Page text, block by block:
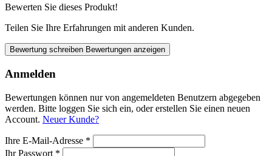
Bewerten Sie dieses Produkt!
Teilen Sie Ihre Erfahrungen mit anderen Kunden.
Bewertung schreiben Bewertungen anzeigen
Anmelden
Bewertungen können nur von angemeldeten Benutzern abgegeben
werden. Bitte loggen Sie sich ein, oder erstellen Sie einen neuen
Account. Neuer Kunde?
Ihre E-Mail-Adresse *
Ihr Passwort *